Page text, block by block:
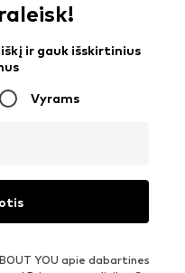
ir gauk išskirtinius
Vyrams
YOU apie dabartines